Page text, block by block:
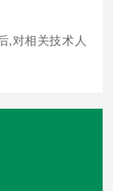
,对相关技术人